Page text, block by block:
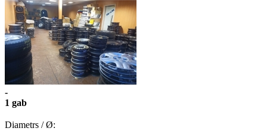
-
1 gab
Diametrs / Ø: